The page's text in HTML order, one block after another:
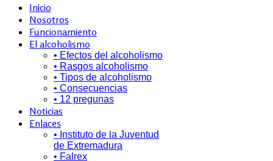
Inicio
Nosotros
Funcionamiento
El alcoholismo
• Efectos del alcoholismo
• Rasgos alcoholismo
• Tipos de alcoholismo
• Consecuencias
• 12 pregunas
Noticias
Enlaces
• Instituto de la Juventud
de Extremadura
• Falrex